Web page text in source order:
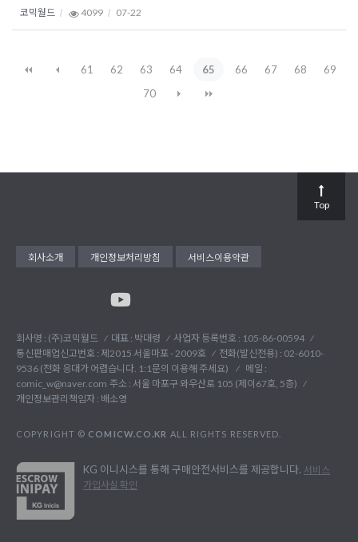
코믹월드 4099 07-22
61 62 63 64 65 66 67 68
69
70
회사소개 개인정보처리방침 서비스이용약관
회사명 : (주)코믹월드 대표 : 박대령
사업자 등록번호 : 105-86-00594
통신판매업신고번호 : 제2015 서울마포 - 2009호
전화(발신전용) : 02-6010-
9536 (전화 응대가 어렵습니다. 1:1문의 이용해 주세요)
메일 :
comic_w@naver.com 주소 : 서울 마포구 와우산로 105 (제이67호, 5층)
개인정보관리책임자 : 배소영
COPYRIGHT © COMICW.CO.KR ALL RIGHTS RESERVED.
KG 이니시스를 통해 구매안전서비스를 제공합니다. 서비스
가입사실 확인
Top